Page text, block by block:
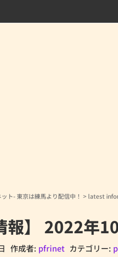
ト- 東京は練馬より配信中！ > latest
報】 2022年
作成者: pfrinet カテゴリー: